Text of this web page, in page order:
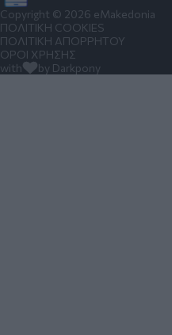
Copyright © 2026 eMakedonia
ΠΟΛΙΤΙΚΗ COOKIES
ΠΟΛΙΤΙΚΗ ΑΠΟΡΡΗΤΟΥ
ΟΡΟΙ ΧΡΗΣΗΣ
with
by Darkpony